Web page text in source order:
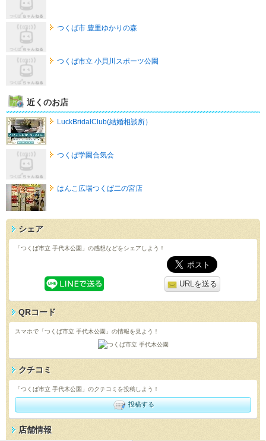
つくば市 豊里ゆかりの森
つくば市立 小貝川スポーツ公園
近くのお店
LuckBridalClub(結婚相談所）
つくば学園合気会
はんこ広場つくば二の宮店
シェア
「つくば市立 手代木公園」の感想などをシェアしよう！
URLを送る
QRコード
スマホで「つくば市立 手代木公園」の情報を見よう！
クチコミ
「つくば市立 手代木公園」のクチコミを投稿しよう！
投稿する
店舗情報